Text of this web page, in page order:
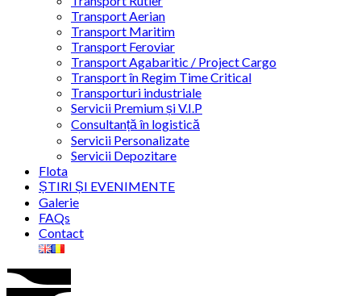
Transport Aerian
Transport Maritim
Transport Feroviar
Transport Agabaritic / Project Cargo
Transport în Regim Time Critical
Transporturi industriale
Servicii Premium și V.I.P
Consultanță în logistică
Servicii Personalizate
Servicii Depozitare
Flota
ȘTIRI ȘI EVENIMENTE
Galerie
FAQs
Contact